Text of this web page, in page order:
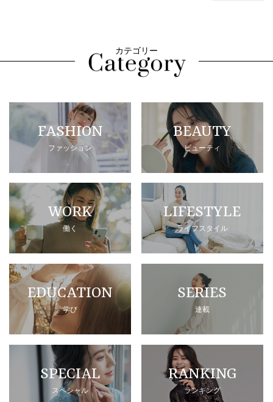
カテゴリー
FASHION
ファッション
BEAUTY
ビューティ
WORK
働く
LIFESTYLE
ライフスタイル
EDUCATION
学び
SERIES
連載
SPECIAL
スペシャル
RANKING
ランキング